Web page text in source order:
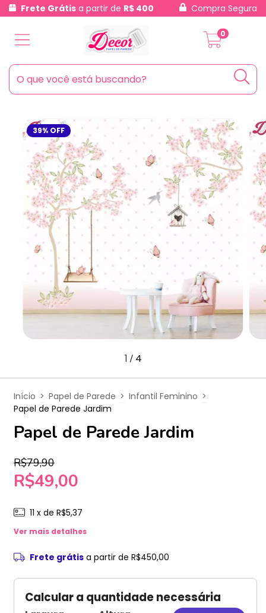
Frete Grátis a partir de R$ 400 Compra Segura
0
39% OFF
1/ 4
Início > Papel de Parede > Infantil Feminino >
Papel de Parede Jardim
Papel de Parede Jardim
R$79,90
R$49,00
11 x de R$5,37
Ver mais detalhes
Frete grátis a partir de R$450,00
Calcular a quantidade necessária